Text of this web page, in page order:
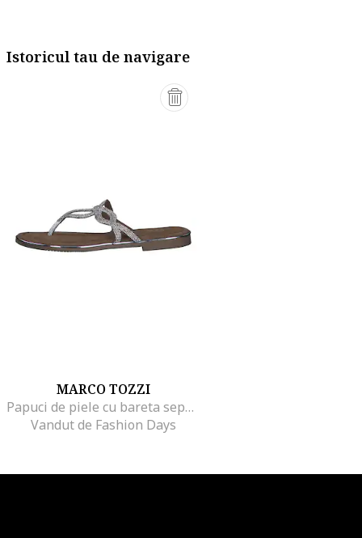
Istoricul tau de navigare
MARCO TOZZI
Papuci de piele cu bareta separatoare si strasuri, Maro inchis/Argintiu
Vandut de Fashion Days